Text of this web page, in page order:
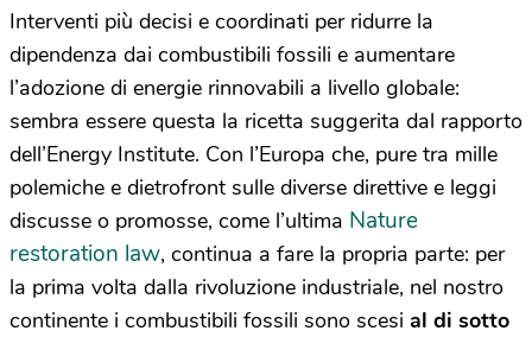
Interventi più decisi e coordinati per ridurre la
dipendenza dai combustibili fossili e aumentare
l’adozione di energie rinnovabili a livello globale:
sembra essere questa la ricetta suggerita dal rapporto
dell’Energy Institute. Con l’Europa che, pure tra mille
polemiche e dietrofront sulle diverse direttive e leggi
discusse o promosse, come l’ultima Nature
restoration law, continua a fare la propria parte: per
la prima volta dalla rivoluzione industriale, nel nostro
continente i combustibili fossili sono scesi al di sotto